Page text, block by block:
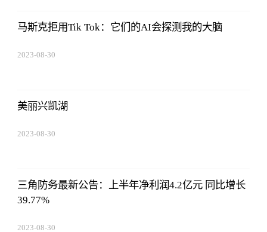
马斯克拒用Tik Tok：它们的AI会探测我的大脑
2023-08-30
美丽兴凯湖
2023-08-30
三角防务最新公告：上半年净利润4.2亿元 同比增长
39.77%
2023-08-30